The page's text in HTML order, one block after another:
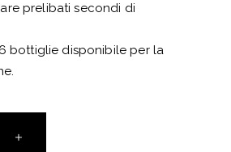
prelibati secondi di
bottiglie disponibile per la